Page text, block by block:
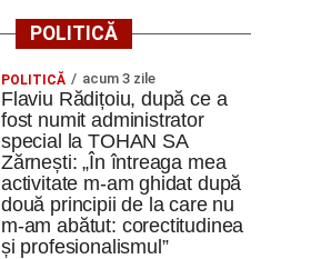
POLITICĂ
POLITICĂ acum 3 zile
Flaviu Rădițoiu, după ce a
fost numit administrator
special la TOHAN SA
Zărnești: „În întreaga mea
activitate m-am ghidat după
două principii de la care nu
m-am abătut: corectitudinea
și profesionalismul”